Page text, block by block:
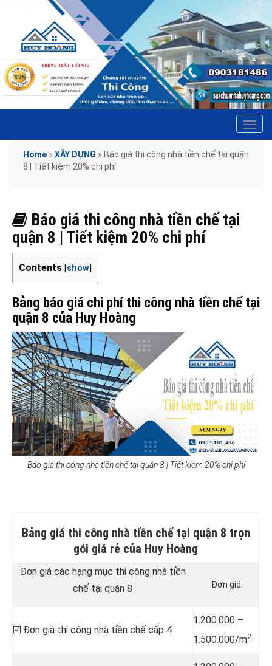
Home » XÂY DỰNG » Báo giá thi công nhà tiền chế tại quận
8 | Tiết kiệm 20% chi phí
Báo giá thi công nhà tiền chế tại
quận 8 | Tiết kiệm 20% chi phí
Contents [show]
Bảng báo giá chi phí thi công nhà tiền chế tại
quận 8 của Huy Hoàng
Báo giá thi công nhà tiền chế tại quận 8 | Tiết kiệm 20% chi phí
Bảng giá thi công nhà tiền chế tại quận 8 trọn
gói giá rẻ của Huy Hoàng
Đơn giá các hạng mục thi công nhà tiền
chế tại quận 8
Đơn giá
☑️ Đơn giá thi công nhà tiền chế cấp 4
1.200.000 –
1.500.000/m2